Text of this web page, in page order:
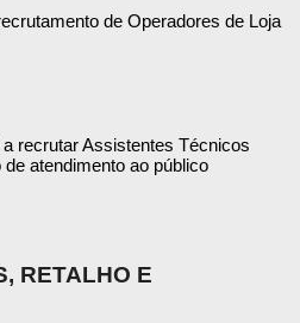
de Operadores de Loja
recrutar Assistentes Técnicos
de atendimento ao público
RETALHO E